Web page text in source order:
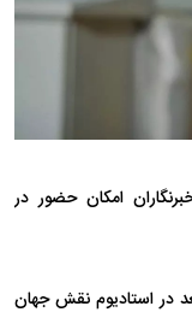
امکان حضور در
در استادیوم نقش جهان